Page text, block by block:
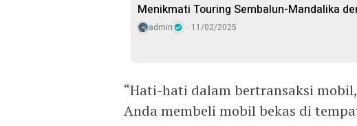
Menikmati Touring Sembalun-Mandalika
admin 11/02/2025
“Hati-hati dalam bertransaksi
Anda membeli mobil bekas di